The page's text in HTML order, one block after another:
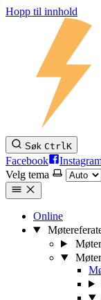
Hopp til innhold
Søk CtrlK
Facebook
Velg tema
Online